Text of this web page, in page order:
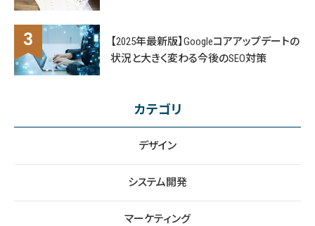
【2025年最新版】Googleコアアップデートの
状況と大きく変わる今後のSEO対策
カテゴリ
デザイン
システム開発
マーケティング